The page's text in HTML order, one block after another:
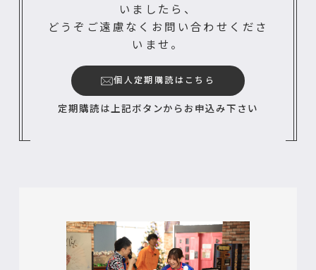
いましたら、
どうぞご遠慮なくお問い合わせくださ
いませ。
個人定期購読はこちら
定期購読は上記ボタンからお申込み下さい